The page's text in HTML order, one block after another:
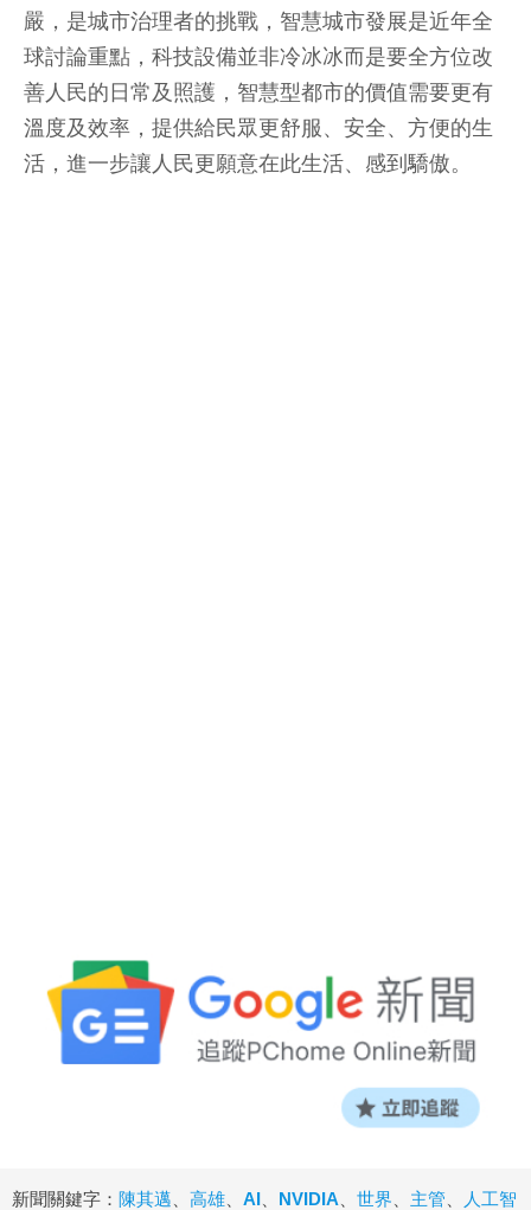
嚴，是城市治理者的挑戰，智慧城市發展是近年全
球討論重點，科技設備並非冷冰冰而是要全方位改
善人民的日常及照護，智慧型都市的價值需要更有
溫度及效率，提供給民眾更舒服、安全、方便的生
活，進一步讓人民更願意在此生活、感到驕傲。
新聞關鍵字： 陳其邁 高雄 AI NVIDIA 世界 主管
人工智